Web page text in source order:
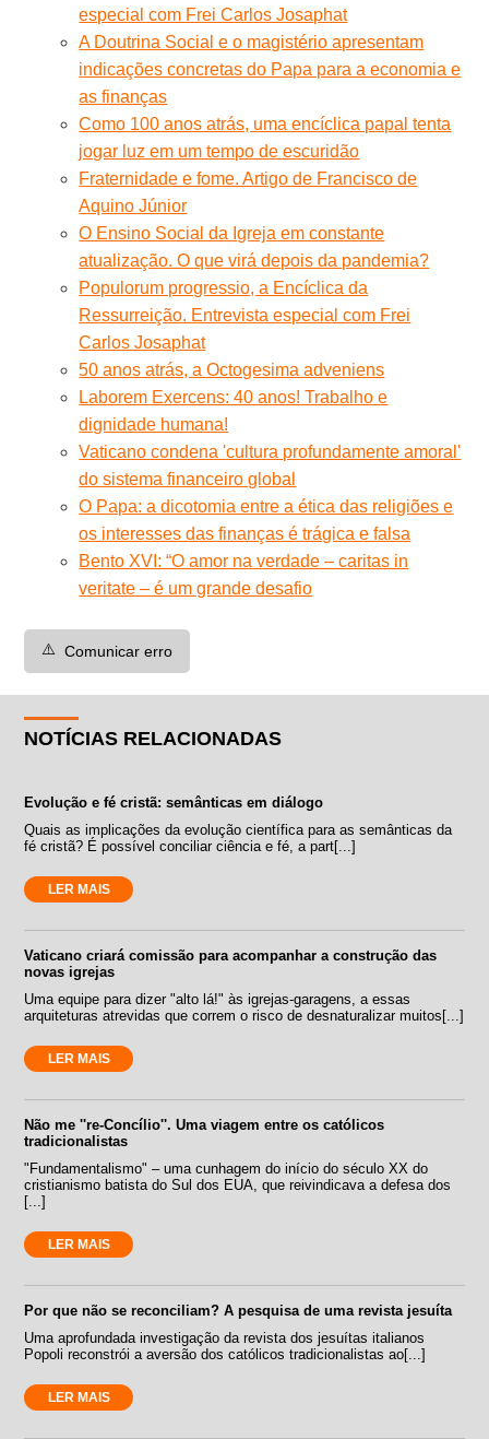
especial com Frei Carlos Josaphat
A Doutrina Social e o magistério apresentam
indicações concretas do Papa para a economia e
as finanças
Como 100 anos atrás, uma encíclica papal tenta
jogar luz em um tempo de escuridão
Fraternidade e fome. Artigo de Francisco de
Aquino Júnior
O Ensino Social da Igreja em constante
atualização. O que virá depois da pandemia?
Populorum progressio, a Encíclica da
Ressurreição. Entrevista especial com Frei
Carlos Josaphat
50 anos atrás, a Octogesima adveniens
Laborem Exercens: 40 anos! Trabalho e
dignidade humana!
Vaticano condena 'cultura profundamente amoral'
do sistema financeiro global
O Papa: a dicotomia entre a ética das religiões e
os interesses das finanças é trágica e falsa
Bento XVI: “O amor na verdade – caritas in
veritate – é um grande desafio
⚠️ Comunicar erro
NOTÍCIAS RELACIONADAS
Evolução e fé cristã: semânticas em diálogo
Quais as implicações da evolução científica para as semânticas da
fé cristã? É possível conciliar ciência e fé, a part[...]
LER MAIS
Vaticano criará comissão para acompanhar a construção das
novas igrejas
Uma equipe para dizer "alto lá!" às igrejas-garagens, a essas
arquiteturas atrevidas que correm o risco de desnaturalizar muitos[...]
LER MAIS
Não me ''re-Concílio''. Uma viagem entre os católicos
tradicionalistas
"Fundamentalismo" – uma cunhagem do início do século XX do
cristianismo batista do Sul dos EUA, que reivindicava a defesa dos
[...]
LER MAIS
Por que não se reconciliam? A pesquisa de uma revista jesuíta
Uma aprofundada investigação da revista dos jesuítas italianos
Popoli reconstrói a aversão dos católicos tradicionalistas ao[...]
LER MAIS